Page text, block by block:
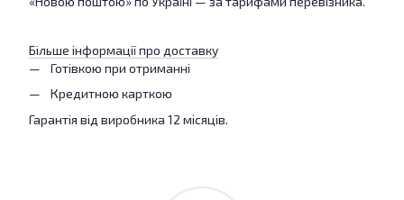
Більше інформації про доставку
Готівкою при отриманні
Кредитною карткою
Гарантія від виробника 12 місяців.